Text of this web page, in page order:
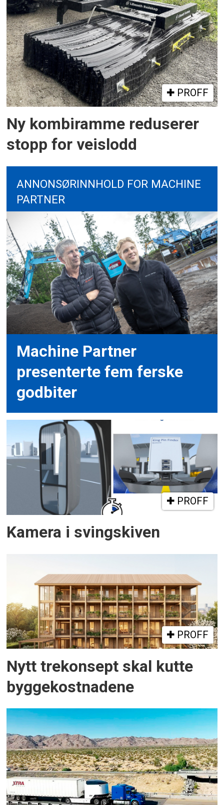
PROFF
Ny kombiramme reduserer
stopp for veislodd
ANNONSØRINNHOLD FOR MACHINE
PARTNER
Machine Partner
presenterte fem ferske
godbiter
PROFF
Kamera i svingskiven
PROFF
Nytt trekonsept skal kutte
byggekostnadene